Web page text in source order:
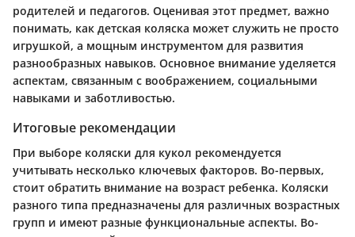
родителей и педагогов. Оценивая этот предмет, важно
понимать, как детская коляска может служить не просто
игрушкой, а мощным инструментом для развития
разнообразных навыков. Основное внимание уделяется
аспектам, связанным с воображением, социальными
навыками и заботливостью.
Итоговые рекомендации
При выборе коляски для кукол рекомендуется
учитывать несколько ключевых факторов. Во-первых,
стоит обратить внимание на возраст ребенка. Коляски
разного типа предназначены для различных возрастных
групп и имеют разные функциональные аспекты. Во-